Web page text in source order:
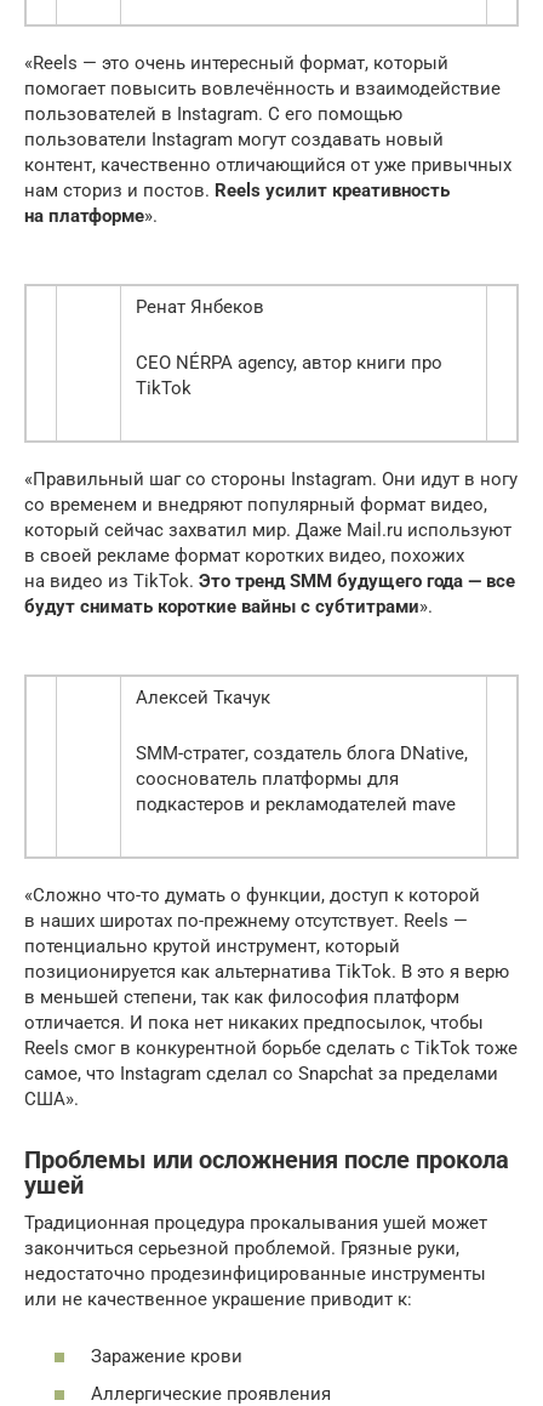
«Reels — это очень интересный формат, который
помогает повысить вовлечённость и взаимодействие
пользователей в Instagram. С его помощью
пользователи Instagram могут создавать новый
контент, качественно отличающийся от уже привычных
нам сториз и постов. Reels усилит креативность
на платформе».
Ренат Янбеков
CEO NÉRPA agency, автор книги про
TikTok
«Правильный шаг со стороны Instagram. Они идут в ногу
со временем и внедряют популярный формат видео,
который сейчас захватил мир. Даже Mail.ru используют
в своей рекламе формат коротких видео, похожих
на видео из TikTok. Это тренд SMM будущего года — все
будут снимать короткие вайны с субтитрами».
Алексей Ткачук
SMM-стратег, создатель блога DNative,
сооснователь платформы для
подкастеров и рекламодателей mave
«Сложно что-то думать о функции, доступ к которой
в наших широтах по-прежнему отсутствует. Reels —
потенциально крутой инструмент, который
позиционируется как альтернатива TikTok. В это я верю
в меньшей степени, так как философия платформ
отличается. И пока нет никаких предпосылок, чтобы
Reels смог в конкурентной борьбе сделать с TikTok тоже
самое, что Instagram сделал со Snapchat за пределами
США».
Проблемы или осложнения после прокола
ушей
Традиционная процедура прокалывания ушей может
закончиться серьезной проблемой. Грязные руки,
недостаточно продезинфицированные инструменты
или не качественное украшение приводит к:
Заражение крови
Аллергические проявления